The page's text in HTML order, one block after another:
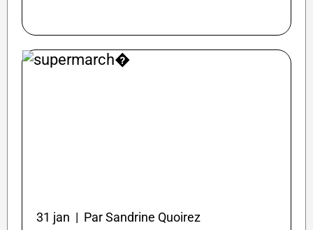
31 jan | Par Sandrine Quoirez